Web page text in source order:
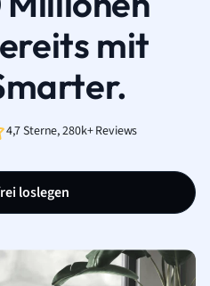
mit
4,7 Sterne, 280k+ Reviews
loslegen